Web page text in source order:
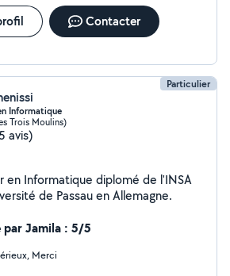
Contacter
Particulier
Informatique
Trois Moulins)
avis)
en Informatique diplomé de l'INSA
de Passau en Allemagne.
par Jamila : 5/5
Merci